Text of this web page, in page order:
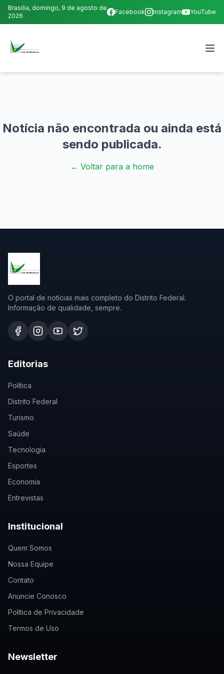
Brasília, domingo, 9 de agosto de
2026
Facebook Instagram YouTube
Notícia não encontrada ou ainda está
sendo publicada.
← Voltar para a home
O portal de notícias mais completo do Distrito Federal.
Informação de qualidade, sempre.
Editorias
Política
Distrito Federal
Turismo
Saúde
Tecnologia
Esportes
Economia
Entrevistas
Institucional
Quem Somos
Nossa Equipe
Contato
Anuncie Conosco
Política de Privacidade
Termos de Uso
Newsletter